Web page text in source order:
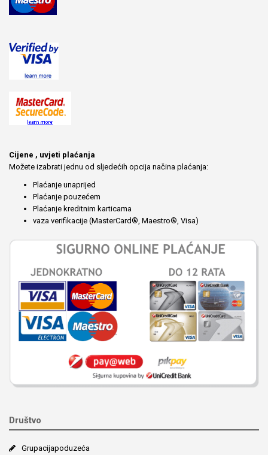
Cijene , uvjeti plaćanja
Možete izabrati jednu od sljedećih opcija načina plaćanja:
Plaćanje unaprijed
Plaćanje pouzećem
Plaćanje kreditnim karticama
vaza verifikacije (MasterCard®, Maestro®, Visa)
Društvo
Grupacija­poduzeća